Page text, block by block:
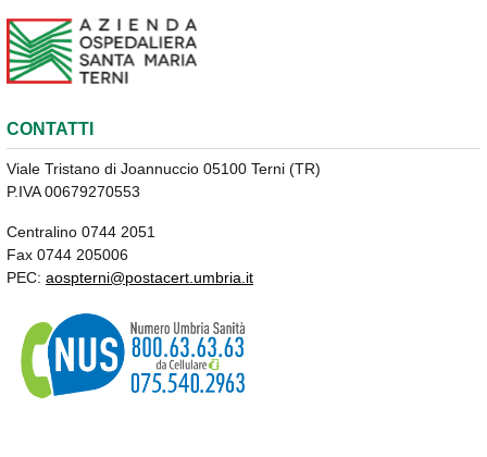
CONTATTI
Viale Tristano di Joannuccio 05100 Terni (TR)
P.IVA 00679270553
Centralino 0744 2051
Fax 0744 205006
PEC: aospterni@postacert.umbria.it